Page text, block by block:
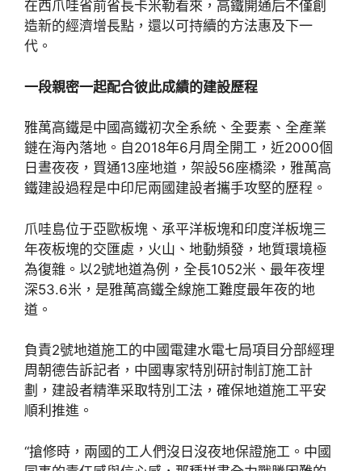
在西爪哇省前省長卡米勒看來，高鐵開通后不僅創
造新的經濟增長點，還以可持續的方法惠及下一
代。
一段親密一起配合彼此成績的建設歷程
雅萬高鐵是中國高鐵初次全系統、全要素、全產業
鏈在海內落地。自2018年6月周全開工，近2000個
日晝夜夜，買通13座地道，架設56座橋梁，雅萬高
鐵建設過程是中印尼兩國建設者攜手攻堅的歷程。
爪哇島位于亞歐板塊、承平洋板塊和印度洋板塊三
年夜板塊的交匯處，火山、地動頻發，地質環境極
為復雜。以2號地道為例，全長1052米、最年夜埋
深53.6米，是雅萬高鐵全線施工難度最年夜的地
道。
負責2號地道施工的中國電建水電七局項目分部經理
周朝德告訴記者，中國專家特別研討制訂施工計
劃，建設者精準采取特別工法，確保地道施工平安
順利推進。
“搶修時，兩國的工人們沒日沒夜地保證施工。中國